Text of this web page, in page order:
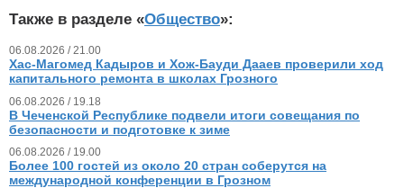
Также в разделе «Общество»:
06.08.2026 / 21.00
Хас-Магомед Кадыров и Хож-Бауди Дааев проверили ход
капитального ремонта в школах Грозного
06.08.2026 / 19.18
В Чеченской Республике подвели итоги совещания по
безопасности и подготовке к зиме
06.08.2026 / 19.00
Более 100 гостей из около 20 стран соберутся на
международной конференции в Грозном